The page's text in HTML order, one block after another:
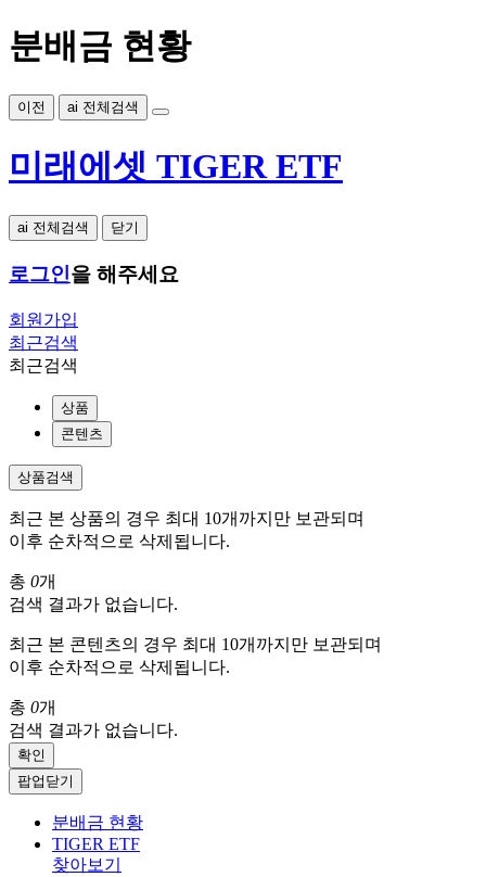
분배금 현황
이전 ai 전체검색
미래에셋 TIGER ETF
ai 전체검색 닫기
로그인을 해주세요
회원가입
최근검색
최근검색
상품
콘텐츠
상품검색
최근 본 상품의 경우 최대 10개까지만 보관되며
이후 순차적으로 삭제됩니다.
총 0개
검색 결과가 없습니다.
최근 본 콘텐츠의 경우 최대 10개까지만 보관되며
이후 순차적으로 삭제됩니다.
총 0개
검색 결과가 없습니다.
확인
팝업닫기
분배금 현황
TIGER ETF
찾아보기